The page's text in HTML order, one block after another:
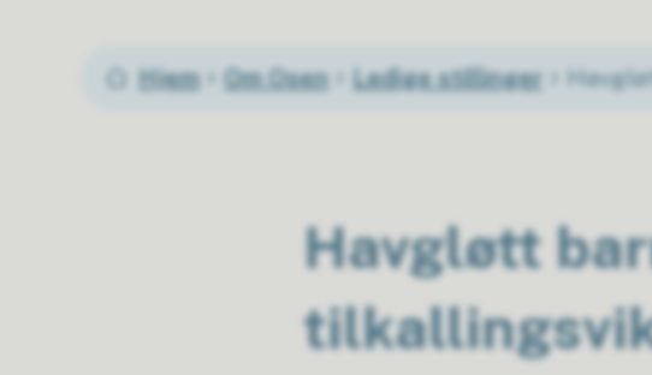
Hjem Om Osen Ledige stillinger
Havgløtt